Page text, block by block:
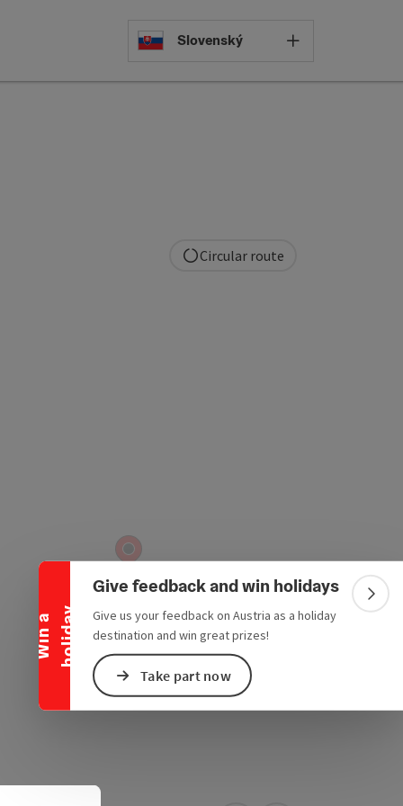
W
i
n
a
h
o
l
i
d
a y
Collapse banner Give feedback and win holidays
Give us your feedback on Austria as a holiday
destination and win great prizes!
Take part now
Select
Slovenský
Circular route